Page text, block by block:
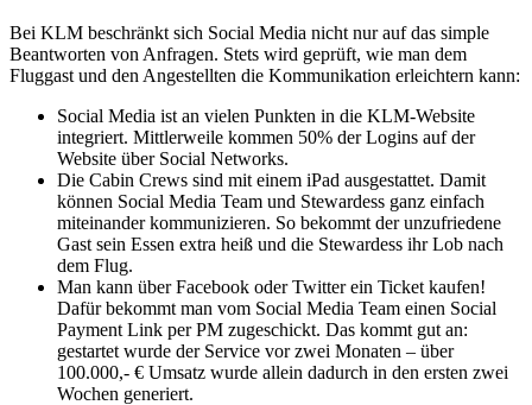
Bei KLM beschränkt sich Social Media nicht nur auf das simple
Beantworten von Anfragen. Stets wird geprüft, wie man dem
Fluggast und den Angestellten die Kommunikation erleichtern kann:
Social Media ist an vielen Punkten in die KLM-Website
integriert. Mittlerweile kommen 50% der Logins auf der
Website über Social Networks.
Die Cabin Crews sind mit einem iPad ausgestattet. Damit
können Social Media Team und Stewardess ganz einfach
miteinander kommunizieren. So bekommt der unzufriedene
Gast sein Essen extra heiß und die Stewardess ihr Lob nach
dem Flug.
Man kann über Facebook oder Twitter ein Ticket kaufen!
Dafür bekommt man vom Social Media Team einen Social
Payment Link per PM zugeschickt. Das kommt gut an:
gestartet wurde der Service vor zwei Monaten – über
100.000,- € Umsatz wurde allein dadurch in den ersten zwei
Wochen generiert.